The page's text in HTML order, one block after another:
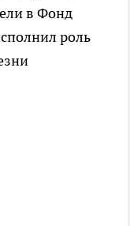
в Фонд
роль